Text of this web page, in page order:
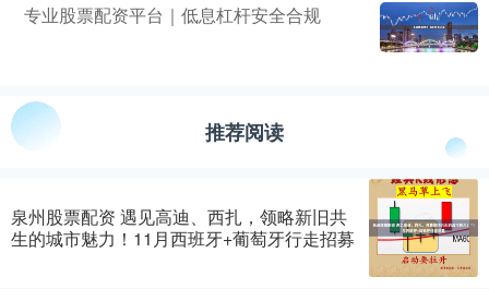
专业股票配资平台｜低息杠杆安全合规
推荐阅读
泉州股票配资 遇见高迪、西扎，领略新旧共
生的城市魅力！11月西班牙+葡萄牙行走招募